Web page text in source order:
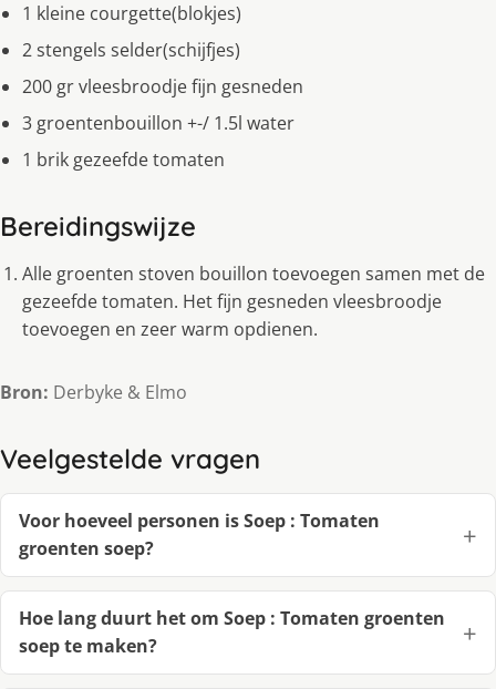
1 kleine courgette(blokjes)
2 stengels selder(schijfjes)
200 gr vleesbroodje fijn gesneden
3 groentenbouillon +-/ 1.5l water
1 brik gezeefde tomaten
Bereidingswijze
Alle groenten stoven bouillon toevoegen samen met de
gezeefde tomaten. Het fijn gesneden vleesbroodje
toevoegen en zeer warm opdienen.
Bron: Derbyke & Elmo
Veelgestelde vragen
Voor hoeveel personen is Soep : Tomaten
groenten soep?
Hoe lang duurt het om Soep : Tomaten groenten
soep te maken?